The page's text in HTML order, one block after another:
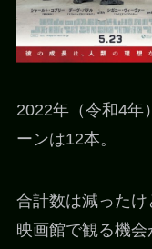
2022年（令和4年
ーンは12本。
合計数は減ったけ
映画館で観る機